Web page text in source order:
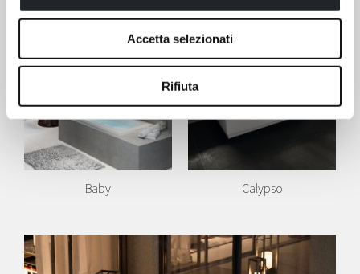
Accetta selezionati
Rifiuta
Baby Calypso